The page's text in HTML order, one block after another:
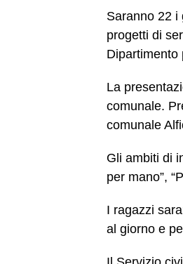
Saranno 22 i
progetti di
Dipartimento
La
comunale.
comunale
Gli ambiti di
per mano”,
I ragazzi
al giorno e